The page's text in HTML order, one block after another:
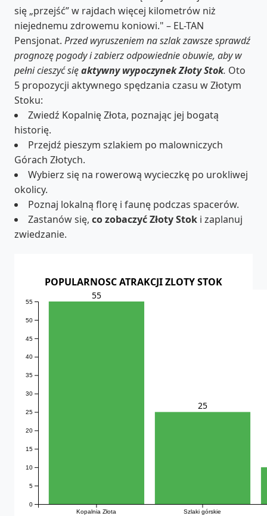
się „przejść” w rajdach więcej kilometrów niż
niejednemu zdrowemu koniowi." – EL-TAN
Pensjonat. Przed wyruszeniem na szlak zawsze sprawdź
prognozę pogody i zabierz odpowiednie obuwie, aby w
pełni cieszyć sięaktywny wypoczynek Złoty Stok. Oto
5 propozycji aktywnego spędzania czasu w Złotym
Stoku:
Zwiedź Kopalnię Złota, poznając jej bogatą
historię.
Przejdź pieszym szlakiem po malowniczych
Górach Złotych.
Wybierz się na rowerową wycieczkę po urokliwej
okolicy.
Poznaj lokalną florę i faunę podczas spacerów.
Zastanów się, co zobaczyć Złoty Stok i zaplanuj
zwiedzanie.
POPULARNOSC ATRAKCJI ZLOTY STOK
Kopalnia Złota Szlaki górskie
0
5
10
15
20
25
30
35
40
45
50
55
55
25